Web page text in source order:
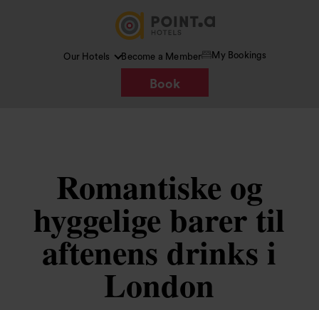
Our Hotels Become a Member My Bookings
Book
Romantiske og
hyggelige barer til
aftenens drinks i
London